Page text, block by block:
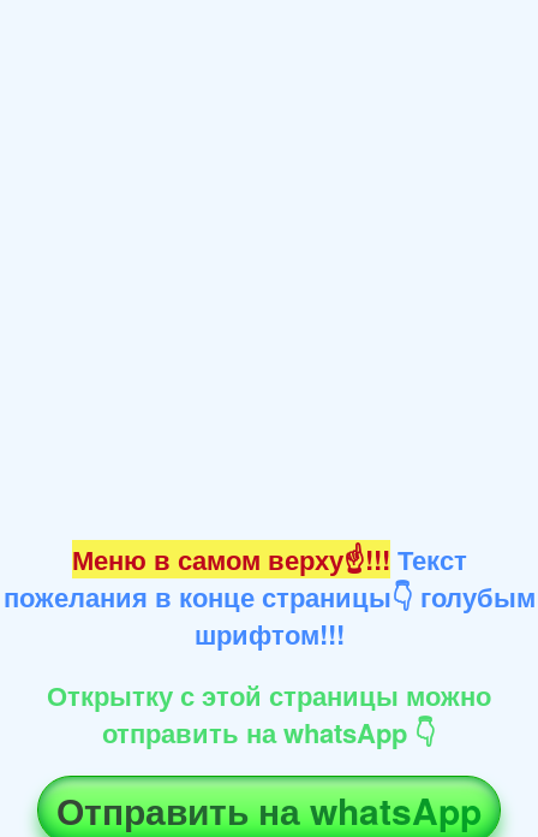
Меню в самом верху☝!!! Текст
пожелания в конце страницы👇 голубым
шрифтом!!!
Открытку с этой страницы можно
отправить на whatsApp 👇
Отправить на whatsApp